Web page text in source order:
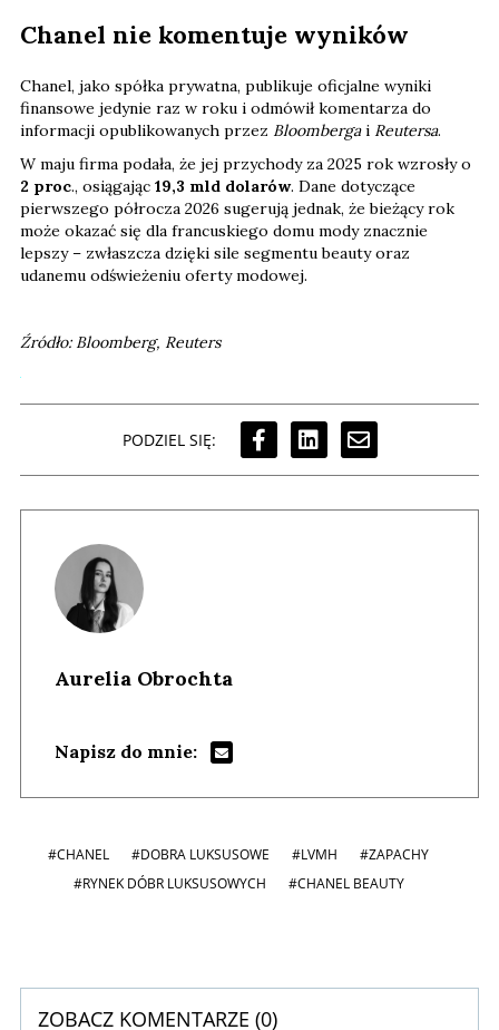
Chanel nie komentuje wyników
Chanel, jako spółka prywatna, publikuje oficjalne wyniki
finansowe jedynie raz w roku i odmówił komentarza do
informacji opublikowanych przez Bloombergai Reutersa.
W maju firma podała, że jej przychody za 2025 rok wzrosły o
2 proc., osiągając 19,3 mld dolarów. Dane dotyczące
pierwszego półrocza 2026 sugerują jednak, że bieżący rok
może okazać się dla francuskiego domu mody znacznie
lepszy – zwłaszcza dzięki sile segmentu beauty oraz
udanemu odświeżeniu oferty modowej.
Źródło: Bloomberg, Reuters
PODZIEL SIĘ:
Aurelia Obrochta
Napisz do mnie:
#CHANEL #DOBRA LUKSUSOWE #LVMH
#ZAPACHY
#RYNEK DÓBR LUKSUSOWYCH
#CHANEL BEAUTY
ZOBACZ KOMENTARZE (0)